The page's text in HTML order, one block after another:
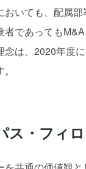
いても、配属
者であっても
念は、2020年度
ス・フィ